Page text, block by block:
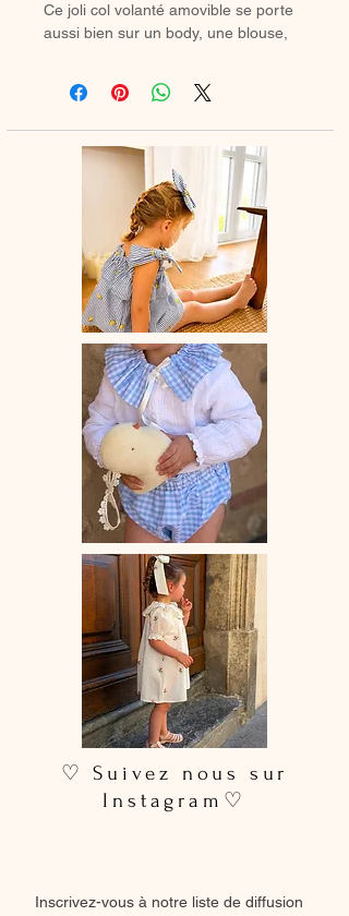
Ce joli col volanté amovible se porte
aussi bien sur un body, une blouse,
rétro chic à n’importe quelle tenue.
pouvez former un joli nœud et ajuster
facilement le col en desserrant
légèrement les fronces pour l’adapter
au tour de cou de votre enfant.
Le col est entièrement doublé pour
un fini soigné et un confort optimal.
✿ Délai de fabrication : entre 15 et 28
jours ouvrés, selon les commandes
en cours.
✿ Entretien :
– Lavage à la main conseillé dans un
petit filet de lingerie ou en machine à
20°C maximum, avec des couleurs
similaires.
– Cycle délicat recommandé.
– Sèche-linge déconseillé.
Après lavage le repasse est conseillé
pour un rendu plus soigné
♡ Suivez nous sur
Instagram♡
Inscrivez-vous à notre liste de diffusion